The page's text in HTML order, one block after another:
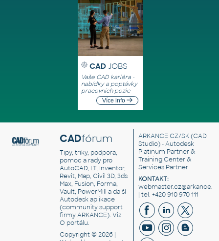
CAD JOBS
Vaše CAD kariéra -
nabídky a poptávky
pracovních pozic
Více info
CADfórum
Tipy, triky, podpora,
pomoc a rady pro
AutoCAD, LT, Inventor,
Revit, Map, Civil 3D, 3ds
Max, Fusion, Forma,
Vault, PowerMill a další
Autodesk aplikace
(community support
firmy ARKANCE). Viz
O portálu.
Copyright © 2026 |
ARKANCE CZ/SK(CAD
Studio) - Autodesk
Platinum Partner &
Training Center &
Services Partner
KONTAKT:
| tel. +420 910 970 111